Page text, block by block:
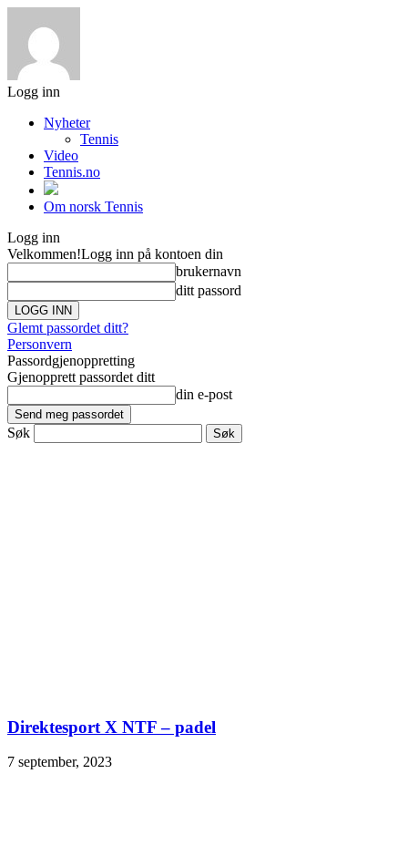
Logg inn
Nyheter
Tennis
Video
Tennis.no
Om norsk Tennis
Logg inn
Velkommen!Logg inn på kontoen din
brukernavn
ditt passord
Glemt passordet ditt?
Personvern
Passordgjenoppretting
Gjenopprett passordet ditt
din e-post
Søk
Direktesport X NTF – padel
7 september, 2023